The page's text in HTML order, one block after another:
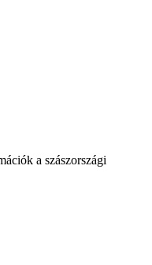
a szászországi